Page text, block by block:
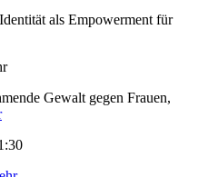
als Empowerment für
Gewalt gegen Frauen,